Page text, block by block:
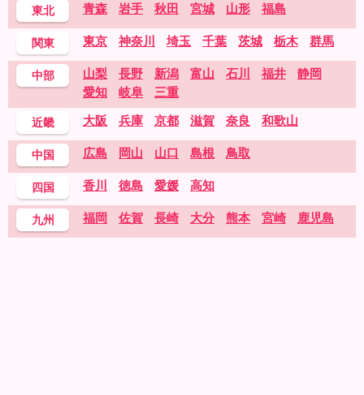
東北 青森 岩手 秋田 宮城 山形 福島
関東 東京 神奈川 埼玉 千葉 茨城 栃木 群馬
中部 山梨 長野 新潟 富山 石川 福井
静岡
愛知
岐阜 三重
近畿 大阪 兵庫 京都 滋賀 奈良 和歌山
中国 広島 岡山 山口 島根 鳥取
四国 香川 徳島 愛媛 高知
九州 福岡 佐賀 長崎 大分 熊本 宮崎 鹿児島